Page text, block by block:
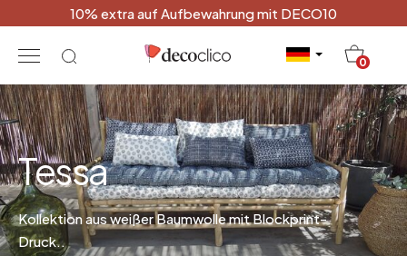
10% extra auf Aufbewahrung mit DECO10
0
Tessa
Kollektion aus weißer Baumwolle mit Blockprint-
Druck..